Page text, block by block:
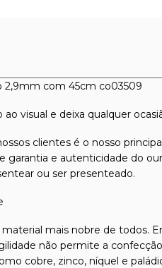
2,9mm com 45cm co03509
visual e deixa qualquer
clientes é o nosso
garantia e autenticidade do
ou ser presenteado.
mais nobre de todos.
não permite a
cobre, zinco, níquel e